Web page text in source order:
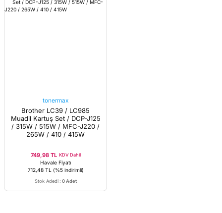
tonermax
Brother LC39 / LC985
Muadil Kartuş Set / DCP-J125
/ 315W / 515W / MFC-J220 /
265W / 410 / 415W
749,98 TL KDV Dahil
Havale Fiyatı
712,48 TL
(%5 indirimli)
Stok Adedi : 0 Adet